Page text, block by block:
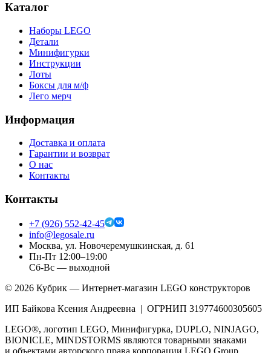
Каталог
Наборы LEGO
Детали
Минифигурки
Инструкции
Лоты
Боксы для м/ф
Лего мерч
Информация
Доставка и оплата
Гарантии и возврат
О нас
Контакты
Контакты
+7 (926) 552-42-45
info@legosale.ru
Москва, ул. Новочеремушкинская, д. 61
Пн-Пт 12:00–19:00
Сб-Вс — выходной
© 2026 Кубрик — Интернет-магазин LEGO конструкторов
ИП Байкова Ксения Андреевна | ОГРНИП 319774600305605
LEGO®, логотип LEGO, Минифигурка, DUPLO, NINJAGO,
BIONICLE, MINDSTORMS являются товарными знаками
и объектами авторского права корпорации LEGO Group.